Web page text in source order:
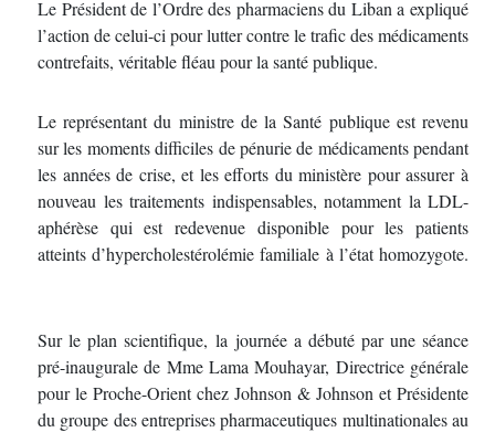
Le Président de l’Ordre des pharmaciens du Liban a expliqué
l’action de celui-ci pour lutter contre le trafic des médicaments
contrefaits, véritable fléau pour la santé publique.
Le représentant du ministre de la Santé publique est revenu
sur les moments difficiles de pénurie de médicaments pendant
les années de crise, et les efforts du ministère pour assurer à
nouveau les traitements indispensables, notamment la LDL-
aphérèse qui est redevenue disponible pour les patients
atteints d’hypercholestérolémie familiale à l’état homozygote.
Sur le plan scientifique, la journée a débuté par une séance
pré-inaugurale de Mme Lama Mouhayar, Directrice générale
pour le Proche-Orient chez Johnson & Johnson et Présidente
du groupe des entreprises pharmaceutiques multinationales au